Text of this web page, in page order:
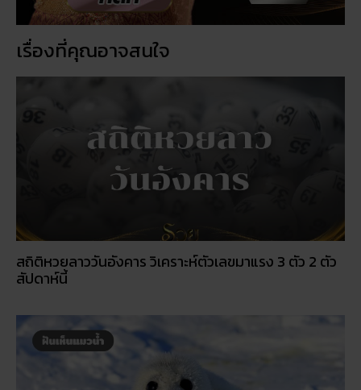
เรื่องที่คุณอาจสนใจ
สถิติหวยลาววันอังคาร วิเคราะห์ตัวเลขมาแรง 3 ตัว 2 ตัว
สัปดาห์นี้